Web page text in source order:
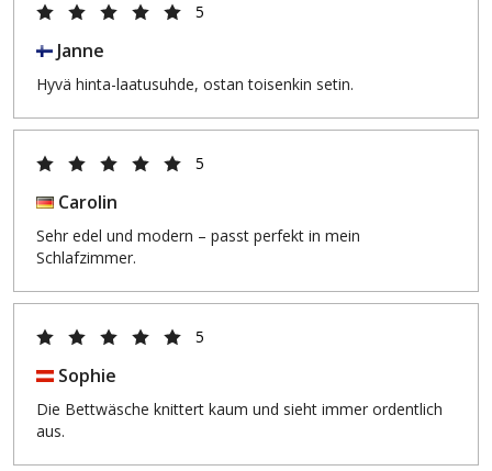
5
Janne
Hyvä hinta-laatusuhde, ostan toisenkin setin.
5
Carolin
Sehr edel und modern – passt perfekt in mein
Schlafzimmer.
5
Sophie
Die Bettwäsche knittert kaum und sieht immer ordentlich
aus.